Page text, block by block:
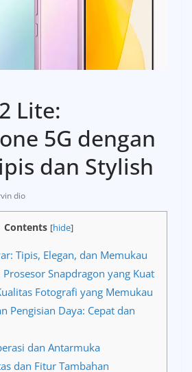
Lite:
5G dengan
dan Stylish
dio
Contents [hide]
Tipis, Elegan, dan Memukau
Snapdragon yang Kuat
Fotografi yang Memukau
Pengisian Daya: Cepat dan
dan Antarmuka
dan Fitur Tambahan